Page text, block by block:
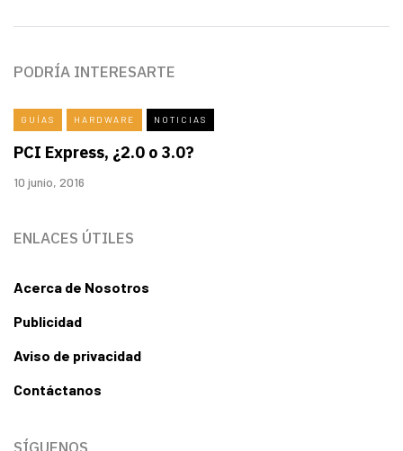
PODRÍA INTERESARTE
GUÍAS HARDWARE NOTICIAS
PCI Express, ¿2.0 o 3.0?
10 junio, 2016
ENLACES ÚTILES
Acerca de Nosotros
Publicidad
Aviso de privacidad
Contáctanos
SÍGUENOS